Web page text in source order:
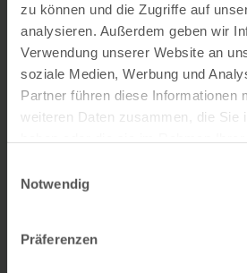
zu können und die Zugriffe auf
analysieren. Außerdem geben wir
Verwendung unserer Website an
soziale Medien, Werbung und
Partner führen diese Informationen
weiteren Daten zusammen, die Sie
Notwendig
Präferenzen